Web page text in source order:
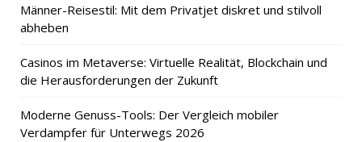
Männer-Reisestil: Mit dem Privatjet diskret und stilvoll
abheben
Casinos im Metaverse: Virtuelle Realität, Blockchain und
die Herausforderungen der Zukunft
Moderne Genuss-Tools: Der Vergleich mobiler
Verdampfer für Unterwegs 2026